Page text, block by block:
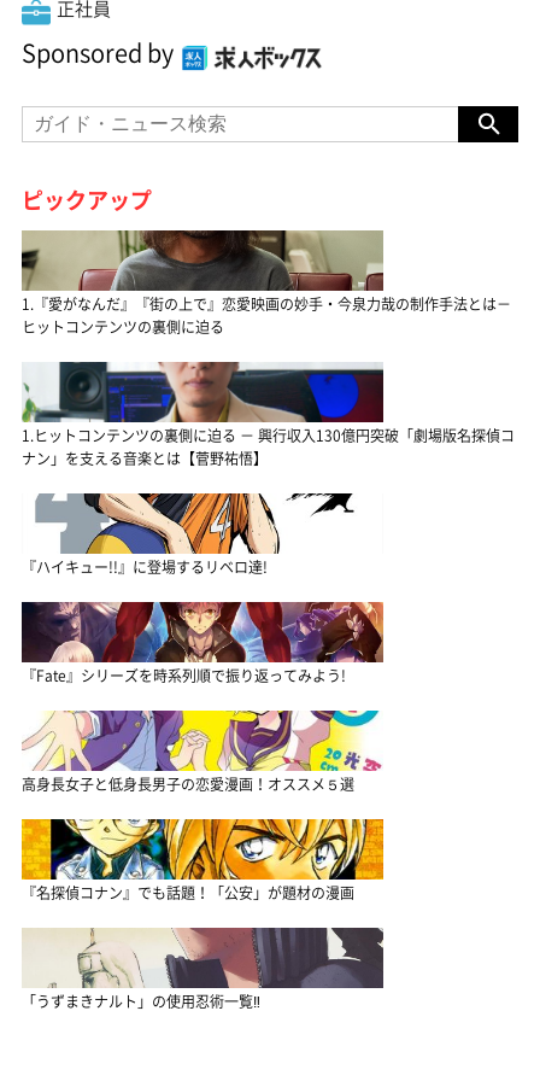
正社員
Sponsored by
ピックアップ
1.『愛がなんだ』『街の上で』恋愛映画の妙手・今泉力哉の制作手法とは－
ヒットコンテンツの裏側に迫る
1.ヒットコンテンツの裏側に迫る － 興行収入130億円突破「劇場版名探偵コ
ナン」を支える音楽とは【菅野祐悟】
『ハイキュー!!』に登場するリベロ達!
『Fate』シリーズを時系列順で振り返ってみよう!
高身長女子と低身長男子の恋愛漫画！オススメ５選
『名探偵コナン』でも話題！「公安」が題材の漫画
「うずまきナルト」の使用忍術一覧‼